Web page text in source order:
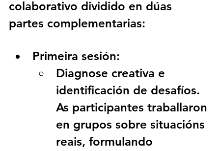
colaborativo dividido en dúas
partes complementarias:
Primeira sesión:
Diagnose creativa e
identificación de desafíos.
As participantes traballaron
en grupos sobre situacións
reais, formulando